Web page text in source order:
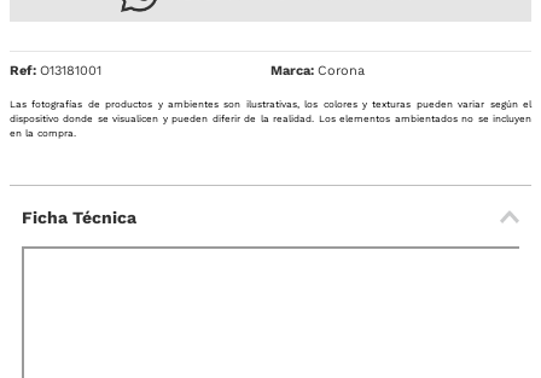
Ref: O13181001 Corona
Las fotografías de productos y ambientes son ilustrativas, los colores y texturas pueden variar según el
dispositivo donde se visualicen y pueden diferir de la realidad. Los elementos ambientados no se incluyen
en la compra.
Ficha Técnica